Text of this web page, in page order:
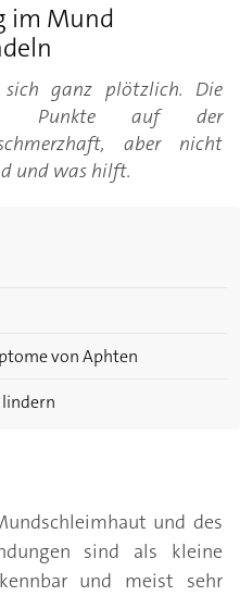
im Mund
ganz plötzlich. Die
Punkte auf der
aber nicht
und was hilft.
von Aphten
und des
sind als kleine
und meist sehr